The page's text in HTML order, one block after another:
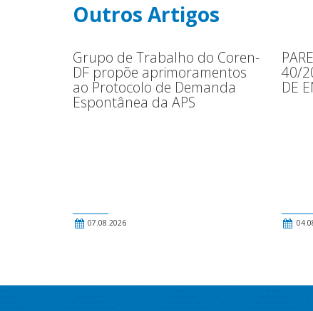
Outros Artigos
Grupo de Trabalho do Coren-
DF propõe aprimoramentos
ao Protocolo de Demanda
Espontânea da APS
07.08.2026
40/
DE